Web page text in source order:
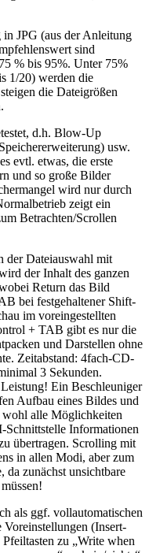
JPG (aus der Anleitung
sind
% bis 95%. Unter 75%
1/20) werden die
die Dateigrößen
d.h. Blow-Up
usw.
evtl. etwas, die erste
und so große Bilder
wird nur durch
zeigt ein
Betrachten/Scrollen
der Dateiauswahl mit
der Inhalt des ganzen
Return das Bild
bei festgehaltener Shift-
im voreingestellten
+ TAB gibt es nur die
und Darstellen ohne
Zeitabstand: 4fach-CD-
3 Sekunden.
Ein Beschleuniger
Aufbau eines Bildes und
wohl alle Möglichkeiten
Schnittstelle Informationen
übertragen. Scrolling mit
in allen Modi, aber zum
da zunächst unsichtbare
als ggf. vollautomatischen
(Insert-
zu „Write when